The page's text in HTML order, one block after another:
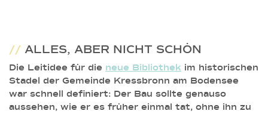
// ALLES, ABER NICHT SCHÖN
Die Leitidee für die neue Bibliothek im historischen
Stadel der Gemeinde Kressbronn am Bodensee
war schnell definiert: Der Bau sollte genauso
aussehen, wie er es früher einmal tat, ohne ihn zu